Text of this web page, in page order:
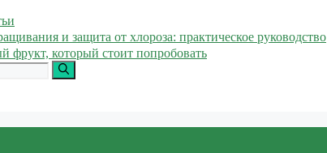
и защита от хлороза: практическое руководство
фрукт, который стоит попробовать